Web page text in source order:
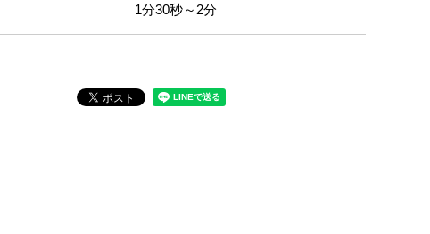
1分30秒～2分